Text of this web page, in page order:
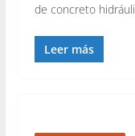
de concreto
Leer más